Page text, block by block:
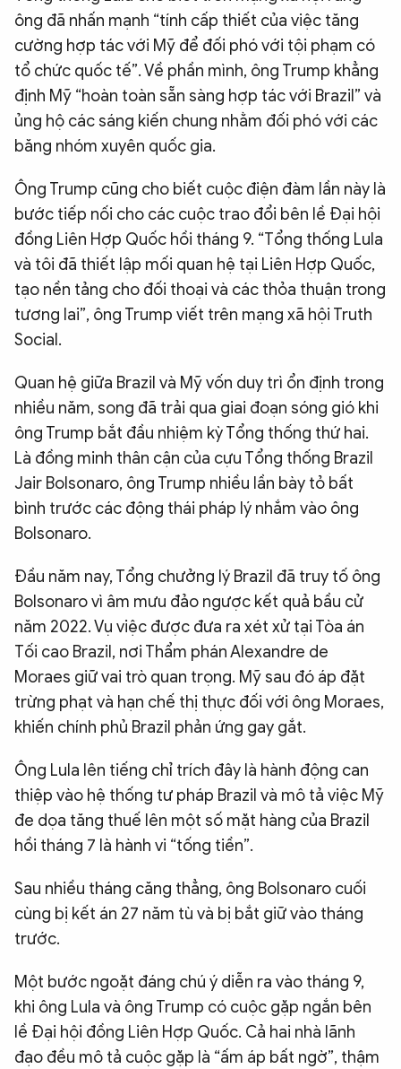
ông đã nhấn mạnh “tính cấp thiết của việc tăng
cường hợp tác với Mỹ để đối phó với tội phạm có
tổ chức quốc tế”. Về phần mình, ông Trump khẳng
định Mỹ “hoàn toàn sẵn sàng hợp tác với Brazil” và
ủng hộ các sáng kiến chung nhằm đối phó với các
băng nhóm xuyên quốc gia.
Ông Trump cũng cho biết cuộc điện đàm lần này là
bước tiếp nối cho các cuộc trao đổi bên lề Đại hội
đồng Liên Hợp Quốc hồi tháng 9. “Tổng thống Lula
và tôi đã thiết lập mối quan hệ tại Liên Hợp Quốc,
tạo nền tảng cho đối thoại và các thỏa thuận trong
tương lai”, ông Trump viết trên mạng xã hội Truth
Social.
Quan hệ giữa Brazil và Mỹ vốn duy trì ổn định trong
nhiều năm, song đã trải qua giai đoạn sóng gió khi
ông Trump bắt đầu nhiệm kỳ Tổng thống thứ hai.
Là đồng minh thân cận của cựu Tổng thống Brazil
Jair Bolsonaro, ông Trump nhiều lần bày tỏ bất
bình trước các động thái pháp lý nhắm vào ông
Bolsonaro.
Đầu năm nay, Tổng chưởng lý Brazil đã truy tố ông
Bolsonaro vì âm mưu đảo ngược kết quả bầu cử
năm 2022. Vụ việc được đưa ra xét xử tại Tòa án
Tối cao Brazil, nơi Thẩm phán Alexandre de
Moraes giữ vai trò quan trọng. Mỹ sau đó áp đặt
trừng phạt và hạn chế thị thực đối với ông Moraes,
khiến chính phủ Brazil phản ứng gay gắt.
Ông Lula lên tiếng chỉ trích đây là hành động can
thiệp vào hệ thống tư pháp Brazil và mô tả việc Mỹ
đe dọa tăng thuế lên một số mặt hàng của Brazil
hồi tháng 7 là hành vi “tống tiền”.
Sau nhiều tháng căng thẳng, ông Bolsonaro cuối
cùng bị kết án 27 năm tù và bị bắt giữ vào tháng
trước.
Một bước ngoặt đáng chú ý diễn ra vào tháng 9,
khi ông Lula và ông Trump có cuộc gặp ngắn bên
lề Đại hội đồng Liên Hợp Quốc. Cả hai nhà lãnh
đạo đều mô tả cuộc gặp là “ấm áp bất ngờ”, thậm